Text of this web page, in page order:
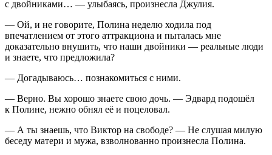
с двойниками… — улыбаясь, произнесла Джулия.
— Ой, и не говорите, Полина неделю ходила под
впечатлением от этого аттракциона и пыталась мне
доказательно внушить, что наши двойники — реальные люди
и знаете, что предложила?
— Догадываюсь… познакомиться с ними.
— Верно. Вы хорошо знаете свою дочь. — Эдвард подошёл
к Полине, нежно обнял её и поцеловал.
— А ты знаешь, что Виктор на свободе? — Не слушая милую
беседу матери и мужа, взволнованно произнесла Полина.